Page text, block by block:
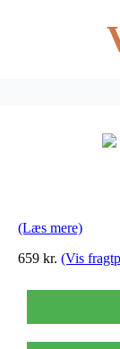
(Læs mere)
659 kr. (Vis